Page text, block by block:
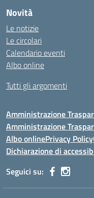
Novità
Le notizie
Le circolari
Calendario eventi
Albo online
Tutti gli argomenti
Amministrazione
Amministrazione
Albo onlinePrivacy Policy
Dichiarazione di
Seguici su: